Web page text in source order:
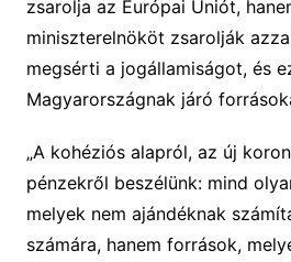
zsarolja az Európai Uniót,
miniszterelnököt zsarolják
megsérti a jogállamiságot, és
Magyarországnak járó
„A kohéziós alapról, az új
pénzekről beszélünk: mind
melyek nem ajándéknak
számára, hanem források,